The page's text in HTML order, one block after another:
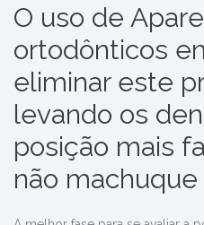
O uso de
ortodônticos
eliminar este
levando os
posição mais
não machuque